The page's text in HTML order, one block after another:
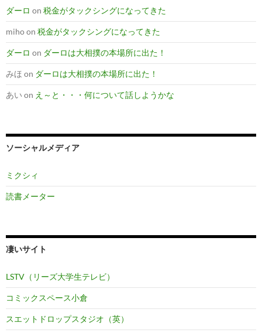
ダーロ on 税金がタックシングになってきた
mihoon 税金がタックシングになってきた
ダーロ on ダーロは大相撲の本場所に出た！
みほ on ダーロは大相撲の本場所に出た！
あい on え～と・・・何について話しようかな
ソーシャルメディア
ミクシィ
読書メーター
凄いサイト
LSTV（リーズ大学生テレビ）
コミックスペース小倉
スエットドロップスタジオ（英）